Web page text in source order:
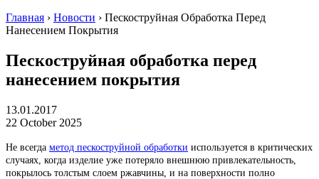
Главная › Новости › Пескоструйная Обработка Перед
Нанесением Покрытия
Пескоструйная обработка перед
нанесением покрытия
13.01.2017
22 October 2025
Не всегда метод пескоструйной обработки используется в критических
случаях, когда изделие уже потеряло внешнюю привлекательность,
покрылось толстым слоем ржавчины, и на поверхности полно